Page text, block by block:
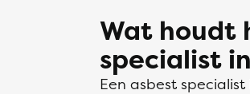
Wat houdt
specialist
Een asbest